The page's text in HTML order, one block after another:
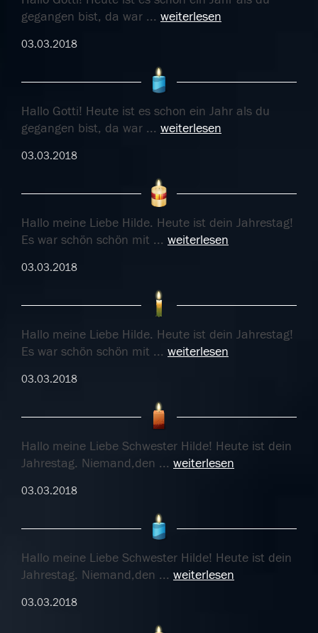
gegangen bist, da war ... weiterlesen
03.03.2018
Hallo Gotti! Heute ist es schon ein Jahr als du
gegangen bist, da war ... weiterlesen
03.03.2018
Hallo meine Liebe Hilde. Heute ist dein Jahrestag!
Es war schön schön mit ... weiterlesen
03.03.2018
Hallo meine Liebe Hilde. Heute ist dein Jahrestag!
Es war schön schön mit ... weiterlesen
03.03.2018
Hallo meine Liebe Schwester Hilde! Heute ist dein
Jahrestag. Niemand,den ... weiterlesen
03.03.2018
Hallo meine Liebe Schwester Hilde! Heute ist dein
Jahrestag. Niemand,den ... weiterlesen
03.03.2018